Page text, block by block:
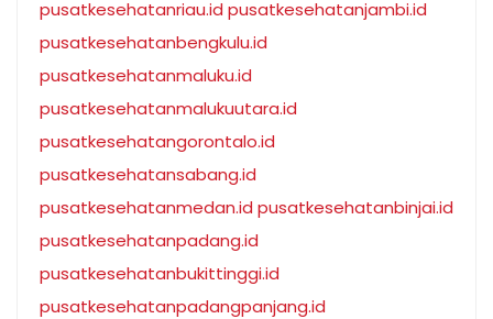
pusatkesehatanriau.id pusatkesehatanjambi.id
pusatkesehatanbengkulu.id
pusatkesehatanmaluku.id
pusatkesehatanmalukuutara.id
pusatkesehatangorontalo.id
pusatkesehatansabang.id
pusatkesehatanmedan.id pusatkesehatanbinjai.id
pusatkesehatanpadang.id
pusatkesehatanbukittinggi.id
pusatkesehatanpadangpanjang.id